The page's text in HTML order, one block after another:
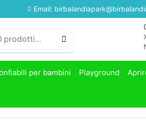
Email:
per bambini Playground